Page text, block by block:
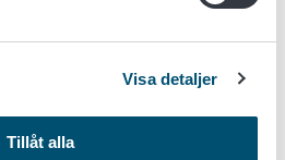
Visa detaljer
Tillåt alla
Laboratorietjänster